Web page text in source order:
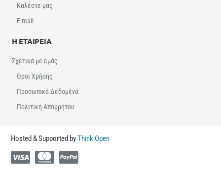
Καλέστε μας
E-mail
Η ΕΤΑΙΡΕΙΑ
Σχετικά με εμάς
Όροι Χρήσης
Προσωπικά Δεδομένα
Πολιτική Απορρήτου
Hosted & Supported byThink Open